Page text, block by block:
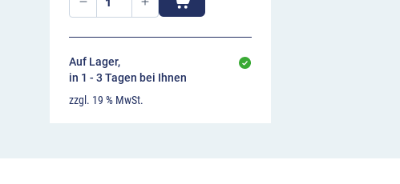
Auf Lager,
in 1 - 3 Tagen bei Ihnen
zzgl. 19 % MwSt.